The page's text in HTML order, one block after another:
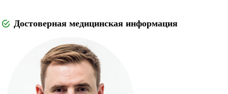
Достоверная медицинская информация